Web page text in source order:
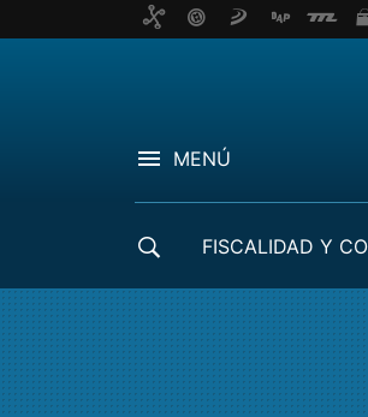
MENÚ
FISCALIDAD Y